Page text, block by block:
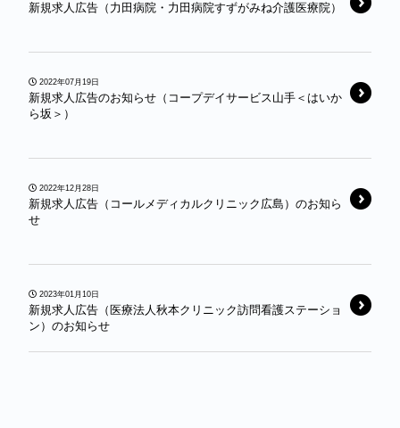
新規求人広告（力田病院・力田病院すずがみね介護医療院）
2022年07月19日
新規求人広告のお知らせ（コープデイサービス山手＜はいか
ら坂＞）
2022年12月28日
新規求人広告（コールメディカルクリニック広島）のお知ら
せ
2023年01月10日
新規求人広告（医療法人秋本クリニック訪問看護ステーショ
ン）のお知らせ